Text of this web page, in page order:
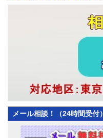
メール相談！（24時間受付）